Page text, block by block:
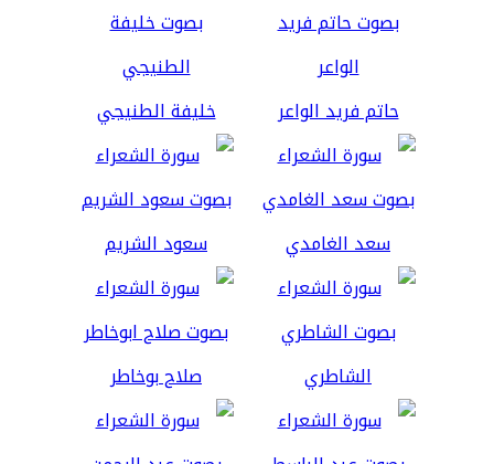
حاتم فريد الواعر خليفة الطنيجي
سعد الغامدي سعود الشريم
الشاطري صلاح بوخاطر